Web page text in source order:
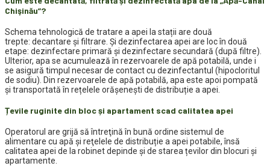
Chişinău”?
Schema tehnologică de tratare a apei la stații are două
trepte: decantare şi filtrare. Și dezinfectarea apei are loc în două
etape: dezinfectare primară şi dezinfectare secundară (după filtre).
Ulterior, apa se acumulează în rezervoarele de apă potabilă, unde i
se asigură timpul necesar de contact cu dezinfectantul (hipocloritul
de sodiu). Din rezervoarele de apă potabilă, apa este apoi pompată
şi transportată în rețelele orășenești de distribuție a apei.
Țevile ruginite din bloc și apartament scad calitatea apei
Operatorul are grijă să întreţină în bună ordine sistemul de
alimentare cu apă şi reţelele de distribuție a apei potabile, însă
calitatea apei de la robinet depinde și de starea țevilor din blocuri și
apartamente.